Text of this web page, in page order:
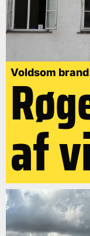
Voldsom
af